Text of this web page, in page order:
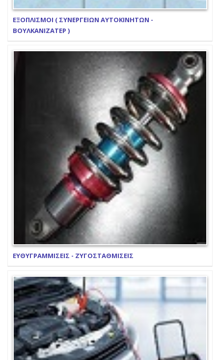
ΕΞΟΠΛΙΣΜΟΙ ( ΣΥΝΕΡΓΕΙΩΝ ΑΥΤΟΚΙΝΗΤΩΝ -
ΒΟΥΛΚΑΝΙΖΑΤΕΡ )
ΕΥΘΥΓΡΑΜΜΙΣΕΙΣ - ΖΥΓΟΣΤΑΘΜΙΣΕΙΣ